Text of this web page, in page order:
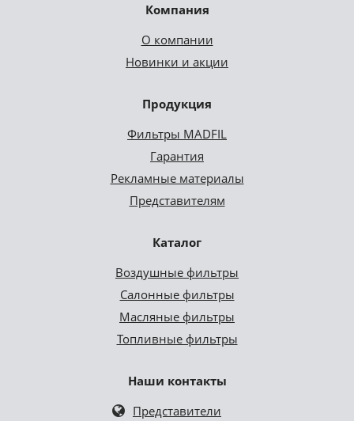
Компания
О компании
Новинки и акции
Продукция
Фильтры MADFIL
Гарантия
Рекламные материалы
Представителям
Каталог
Воздушные фильтры
Салонные фильтры
Масляные фильтры
Топливные фильтры
Наши контакты
Представители